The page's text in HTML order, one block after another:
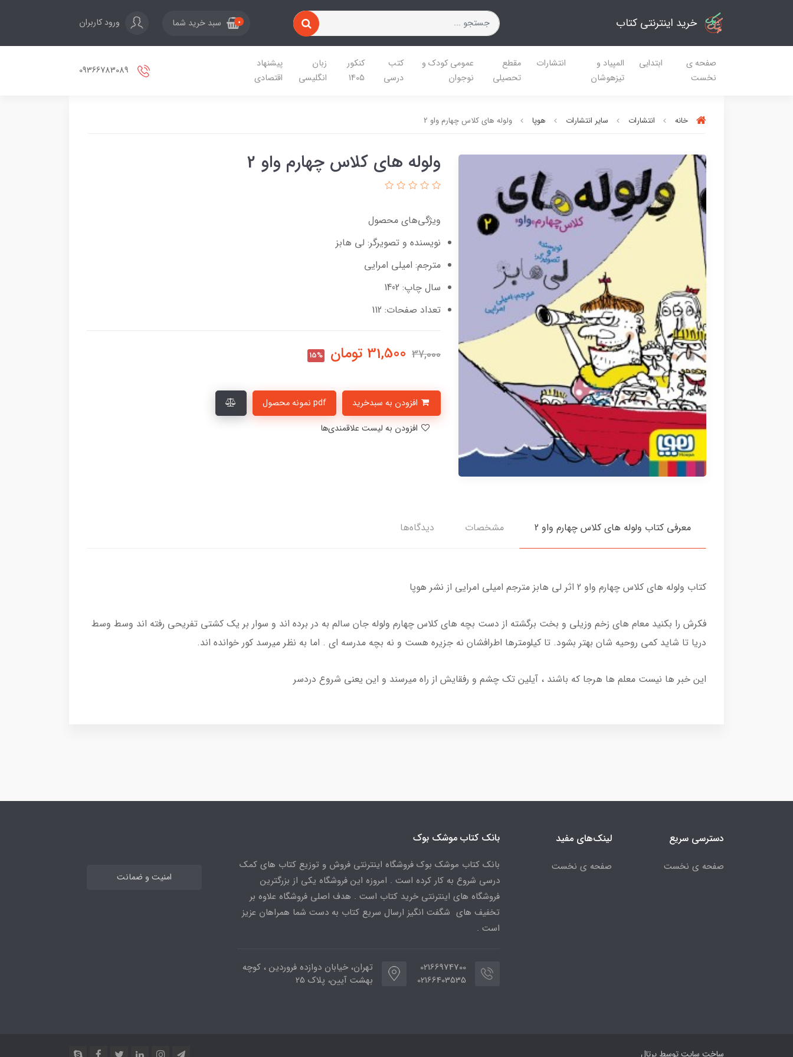
خرید اینترنتی کتاب 0 سبد خرید شما ورود کاربران
صفحه ی
نخست
ابتدایی
المپیاد و
تیزهوشان
انتشارات
مقطع
تحصیلی
عمومی کودک و
نوجوان
کتب
درسی
کنکور
1405
زبان
انگلیسی
پیشنهاد
اقتصادی
خانه انتشارات سایر انتشارات هوپا ولوله های کلاس چهارم واو 2
ولوله های کلاس چهارم واو 2
ویژگی‌های محصول
نویسنده و تصویرگر: لی هابز
مترجم: امیلی امرایی
سال چاپ: 1402
تعداد صفحات: 112
37,000
31,500 تومان 15%
pdf نمونه محصول
معرفی کتاب ولوله های کلاس چهارم واو 2 مشخصات دیدگاه‌ها
کتاب ولوله های کلاس چهارم واو 2 اثر لی هابز مترجم امیلی امرایی از نشر هوپا
فکرش را بکنید معام های زخم وزیلی و بخت برگشته از دست بچه های کلاس چهارم ولوله جان سالم به در برده اند و سوار بر یک کشتی تفریحی رفته اند وسط وسط
دریا تا شاید کمی روحیه شان بهتر بشود. تا کیلومترها اطرافشان نه جزیره هست و نه بچه مدرسه ای . اما به نظر میرسد کور خوانده اند.
این خبر ها نیست معلم ها هرجا که باشند ، آیلین تک چشم و رفقایش از راه میرسند و این یعنی شروع دردسر
دسترسی سریع
صفحه ی نخست
لینک‌های مفید
صفحه ی نخست
بانک کتاب موشک بوک
بانک کتاب موشک بوک فروشگاه اینترنتی فروش و توزیع کتاب های کمک
درسی شروع به کار کرده است . امروزه این فروشگاه یکی از بزرگترین
فروشگاه های اینترنتی خرید کتاب است . هدف اصلی فروشگاه علاوه بر
تخفیف های شگفت انگیز ارسال سریع کتاب به دست شما همراهان عزیز
است .
02166974700
02166403535
تهران، خیابان دوازده فروردین ، کوچه
بهشت آیین، پلاک 25
امنیت و ضمانت
ساخت سایت توسط پرتال